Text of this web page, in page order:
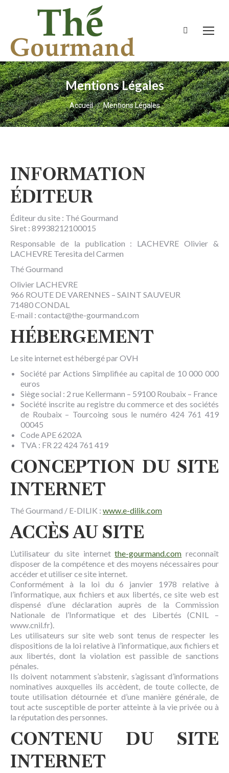
Recherche
Mentions Légales
Vous êtes ici :
Accueil Mentions Légales
INFORMATION
ÉDITEUR
Éditeur du site : Thé Gourmand
Siret : 89938212100015
Responsable de la publication : LACHEVRE Olivier &
LACHEVRE Teresita del Carmen
Thé Gourmand
Olivier LACHEVRE
966 ROUTE DE VARENNES – SAINT SAUVEUR
71480 CONDAL
E-mail : contact@the-gourmand.com
HÉBERGEMENT
Le site internet est hébergé par OVH
Société par Actions Simplifiée au capital de 10 000 000
euros
Siège social : 2 rue Kellermann – 59100 Roubaix – France
Société inscrite au registre du commerce et des sociétés
de Roubaix – Tourcoing sous le numéro 424 761 419
00045
Code APE 6202A
TVA : FR 22 424 761 419
CONCEPTION DU SITE
INTERNET
Thé Gourmand / E-DILIK : www.e-dilik.com
ACCÈS AU SITE
L’utilisateur du site internetthe-gourmand.com reconnaît
disposer de la compétence et des moyens nécessaires pour
accéder et utiliser ce site internet.
Conformément à la loi du 6 janvier 1978 relative à
l’informatique, aux fichiers et aux libertés, ce site web est
dispensé d’une déclaration auprès de la Commission
Nationale de l’Informatique et des Libertés (CNIL –
www.cnil.fr).
Les utilisateurs sur site web sont tenus de respecter les
dispositions de la loi relative à l’informatique, aux fichiers et
aux libertés, dont la violation est passible de sanctions
pénales.
Ils doivent notamment s’abstenir, s’agissant d’informations
nominatives auxquelles ils accèdent, de toute collecte, de
toute utilisation détournée et d’une manière générale, de
tout acte susceptible de porter atteinte à la vie privée ou à
la réputation des personnes.
CONTENU DU SITE
INTERNET